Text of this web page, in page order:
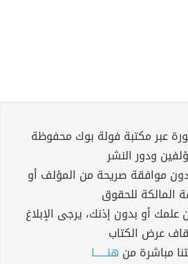
عبر مكتبة فولة بوك محفوظة
ودور النشر
موافقة صريحة من المؤلف أو
المالكة للحقوق
أو بدون إذنك، يرجى الإبلاغ
عرض الكتاب
مباشرة من هنــــــا